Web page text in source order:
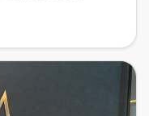
gerente general de
un encuentro […]